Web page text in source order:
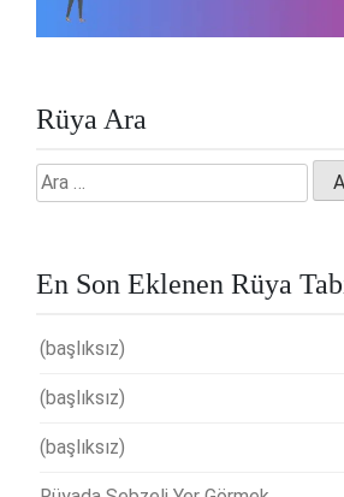
Rüya Ara
Arama:
En Son Eklenen Rüya
(başlıksız)
(başlıksız)
(başlıksız)